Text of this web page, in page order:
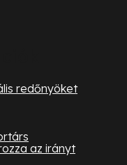
redőnyöket
az irányt